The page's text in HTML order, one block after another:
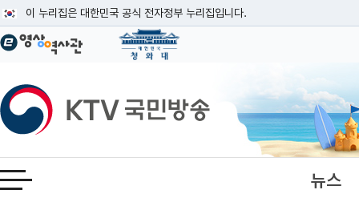
이 누리집은 대한민국 공식 전자정부 누리집입니다.
공식 누리집 주소 확인하기
이밖에 or.kr 또는 .kr등 다른 도메인 주소를 사용하고 있다면 아래 URL에서
운영중인 공식 누리집보기
KTV국민방송
전체메뉴 열기 뉴스
본문